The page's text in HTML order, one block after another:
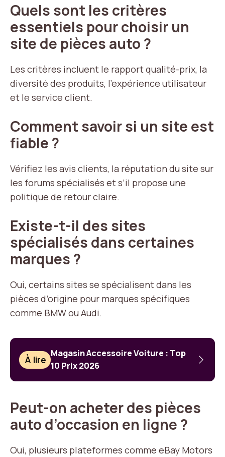
Quels sont les critères
essentiels pour choisir un
site de pièces auto ?
Les critères incluent le rapport qualité-prix, la
diversité des produits, l’expérience utilisateur
et le service client.
Comment savoir si un site est
fiable ?
Vérifiez les avis clients, la réputation du site sur
les forums spécialisés et s’il propose une
politique de retour claire.
Existe-t-il des sites
spécialisés dans certaines
marques ?
Oui, certains sites se spécialisent dans les
pièces d’origine pour marques spécifiques
comme BMW ou Audi.
À lire
Magasin Accessoire Voiture : Top
10 Prix 2026
Peut-on acheter des pièces
auto d’occasion en ligne ?
Oui, plusieurs plateformes comme eBay Motors